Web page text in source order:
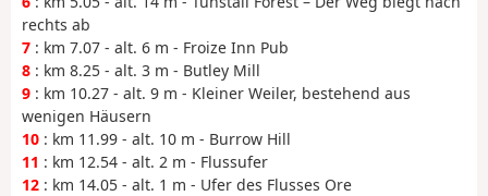
rechts ab
7 : km 7.07 - alt. 6 m - Froize Inn Pub
8 : km 8.25 - alt. 3 m - Butley Mill
9 : km 10.27 - alt. 9 m - Kleiner Weiler, bestehend aus
wenigen Häusern
10 : km 11.99 - alt. 10 m - Burrow Hill
11 : km 12.54 - alt. 2 m - Flussufer
12 : km 14.05 - alt. 1 m - Ufer des Flusses Ore